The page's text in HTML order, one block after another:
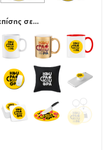
σε...